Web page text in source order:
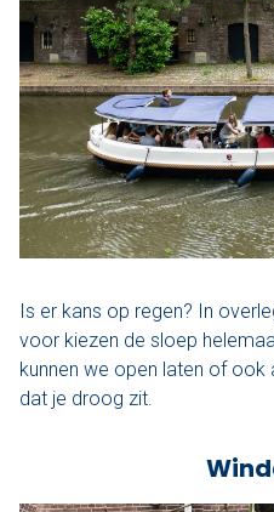
Is er kans op regen? In
voor kiezen de sloep
kunnen we open laten of ook
dat je droog zit.